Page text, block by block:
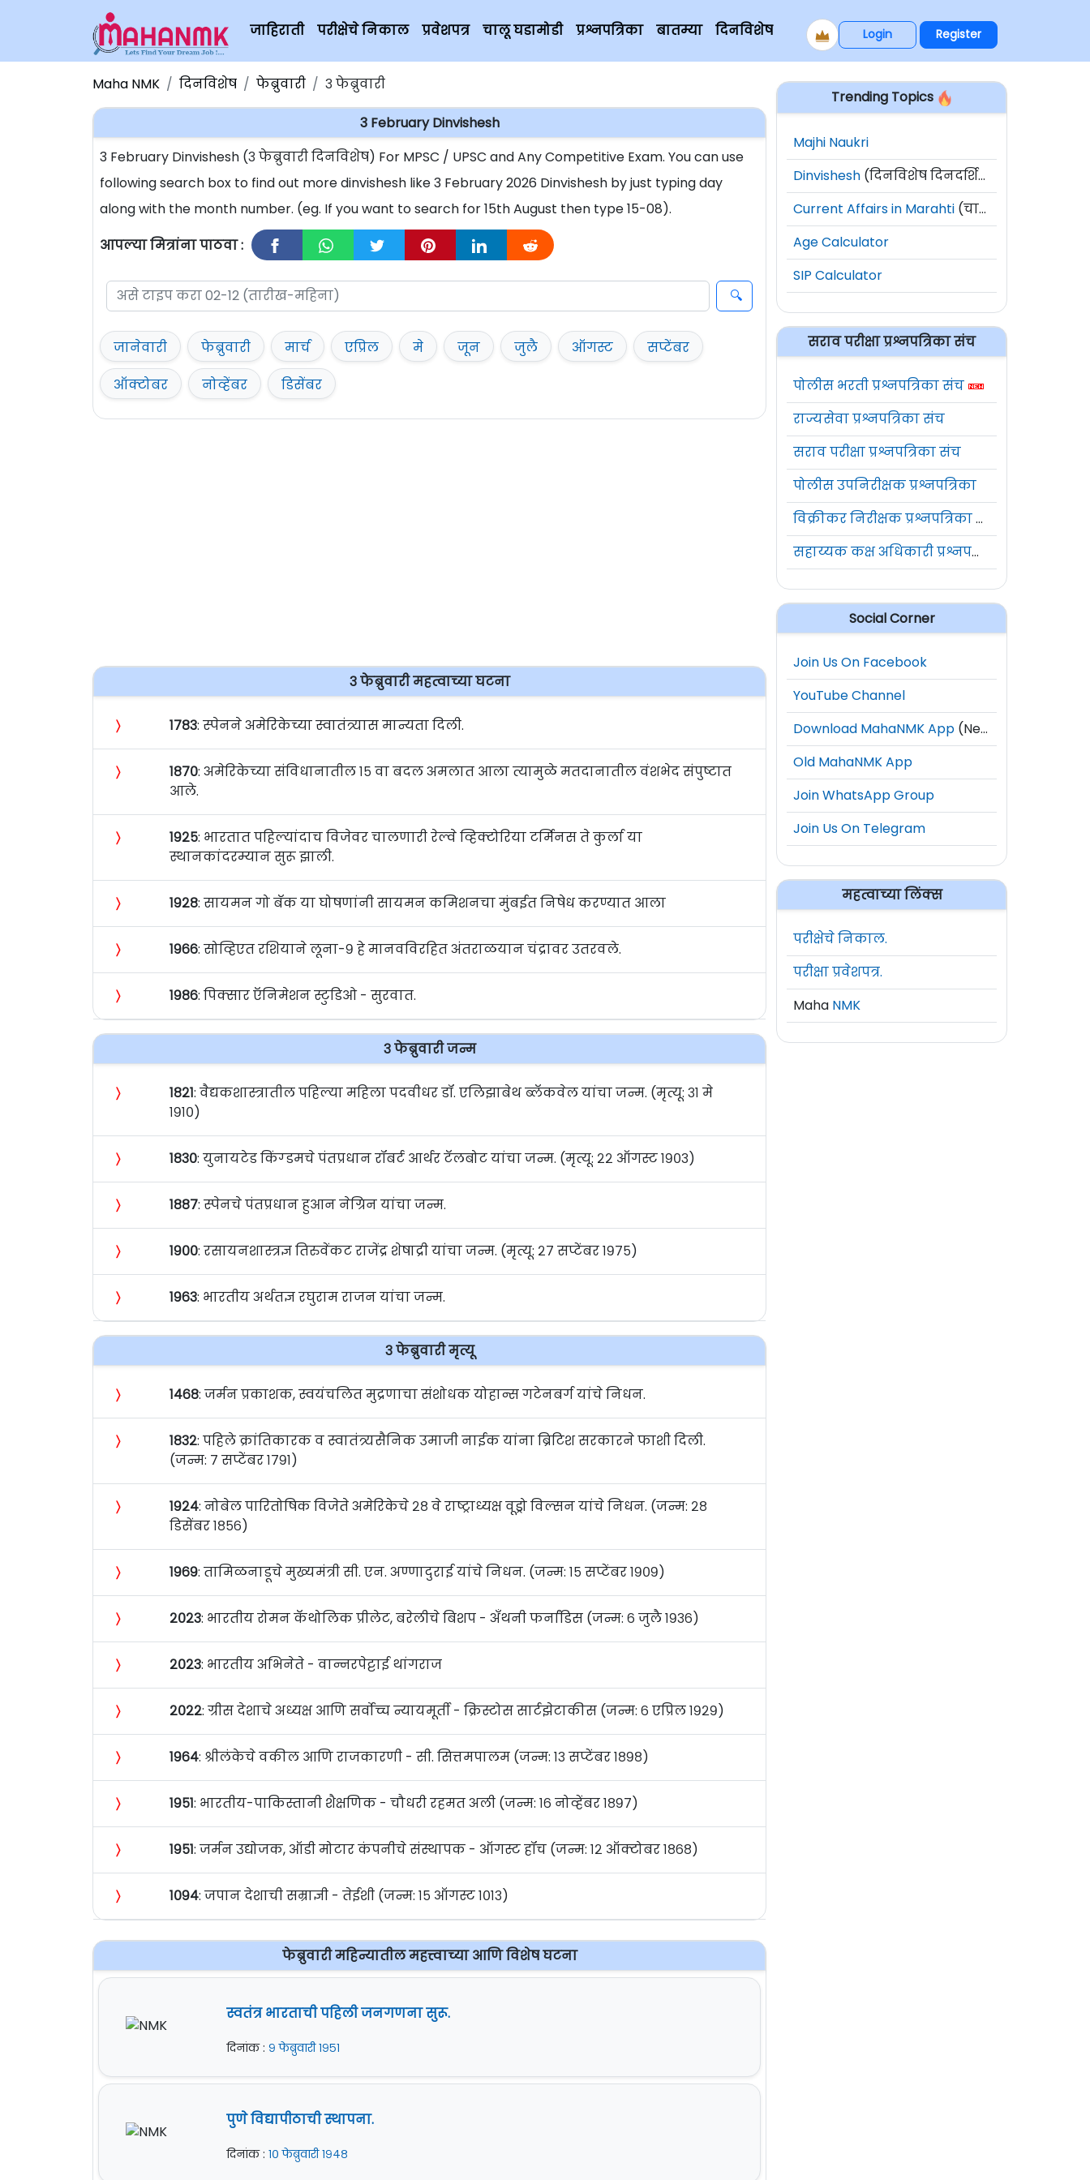
जाहिराती परीक्षेचे निकाल प्रवेशपत्र चालू घडामोडी प्रश्नपत्रिका बातम्या दिनविशेष Login Register
Maha NMK दिनविशेष फेब्रुवारी ३ फेब्रुवारी
3 February Dinvishesh
3 February Dinvishesh (३ फेब्रुवारी दिनविशेष) For MPSC / UPSC and Any Competitive Exam. You can use
following search box to find out more dinvishesh like 3 February 2026 Dinvishesh by just typing day
along with the month number. (eg. If you want to search for 15th August then type 15-08).
आपल्या मित्रांना पाठवा :
जानेवारी फेब्रुवारी मार्च एप्रिल मे जून जुलै ऑगस्ट
सप्टेंबर
ऑक्टोबर
नोव्हेंबर डिसेंबर
३ फेब्रुवारी महत्वाच्या घटना
〉 १७८३: स्पेनने अमेरिकेच्या स्वातंत्र्यास मान्यता दिली.
〉 १८७०: अमेरिकेच्या संविधानातील १५ वा बदल अमलात आला त्यामुळे मतदानातील वंशभेद संपुष्टात
आले.
〉 १९२५: भारतात पहिल्यांदाच विजेवर चालणारी रेल्वे व्हिक्टोरिया टर्मिनस ते कुर्ला या
स्थानकांदरम्यान सुरू झाली.
〉 १९२८: सायमन गो बॅक या घोषणांनी सायमन कमिशनचा मुंबईत निषेध करण्यात आला
〉 १९६६: सोव्हिएत रशियाने लूना-९ हे मानवविरहित अंतराळयान चंद्रावर उतरवले.
〉 १९८६: पिक्सार ऍनिमेशन स्टुडिओ - सुरवात.
३ फेब्रुवारी जन्म
〉 १८२१: वैद्यकशास्त्रातील पहिल्या महिला पदवीधर डॉ. एलिझाबेथ ब्लॅकवेल यांचा जन्म. (मृत्यू: ३१ मे
१९१०)
〉 १८३०: युनायटेड किंग्डमचे पंतप्रधान रॉबर्ट आर्थर टॅलबोट यांचा जन्म. (मृत्यू: २२ ऑगस्ट १९०३)
〉 १८८७: स्पेनचे पंतप्रधान हुआन नेग्रिन यांचा जन्म.
〉 १९००: रसायनशास्त्रज्ञ तिरुवेंकट राजेंद्र शेषाद्री यांचा जन्म. (मृत्यू: २७ सप्टेंबर १९७५)
〉 १९६३: भारतीय अर्थतज्ञ रघुराम राजन यांचा जन्म.
३ फेब्रुवारी मृत्यू
〉 १४६८: जर्मन प्रकाशक, स्वयंचलित मुद्रणाचा संशोधक योहान्स गटेनबर्ग यांचे निधन.
〉 १८३२: पहिले क्रांतिकारक व स्वातंत्र्यसैनिक उमाजी नाईक यांना ब्रिटिश सरकारने फाशी दिली.
(जन्म: ७ सप्टेंबर १७९१)
〉 १९२४: नोबेल पारितोषिक विजेते अमेरिकेचे २८ वे राष्ट्राध्यक्ष वूड्रो विल्सन यांचे निधन. (जन्म: २८
डिसेंबर १८५६)
〉 १९६९: तामिळनाडूचे मुख्यमंत्री सी. एन. अण्णादुराई यांचे निधन. (जन्म: १५ सप्टेंबर १९०९)
〉 २०२३: भारतीय रोमन कॅथोलिक प्रीलेट, बरेलीचे बिशप - अँथनी फर्नांडिस (जन्म: ६ जुलै १९३६)
〉 २०२३: भारतीय अभिनेते - वान्नरपेट्टाई थांगराज
〉 २०२२: ग्रीस देशाचे अध्यक्ष आणि सर्वोच्च न्यायमूर्ती - क्रिस्टोस सार्टझेटाकीस (जन्म: ६ एप्रिल १९२९)
〉 १९६४: श्रीलंकेचे वकील आणि राजकारणी - सी. सित्तमपालम (जन्म: १३ सप्टेंबर १८९८)
〉 १९५१: भारतीय-पाकिस्तानी शैक्षणिक - चौधरी रहमत अली (जन्म: १६ नोव्हेंबर १८९७)
〉 १९५१: जर्मन उद्योजक, ऑडी मोटार कंपनीचे संस्थापक - ऑगस्ट हॉच (जन्म: १२ ऑक्टोबर १८६८)
〉 १०९४: जपान देशाची सम्राज्ञी - तेईशी (जन्म: १५ ऑगस्ट १०१३)
फेब्रुवारी महिन्यातील महत्त्वाच्या आणि विशेष घटना
स्वतंत्र भारताची पहिली जनगणना सुरू.
दिनांक : ९ फेब्रुवारी १९५१
पुणे विद्यापीठाची स्थापना.
दिनांक :१० फेब्रुवारी १९४८
Trending Topics
Majhi Naukri
Dinvishesh (दिनविशेष दिनदर्शिका)
Current Affairs in Marahti (चालू घडामोडी)
Age Calculator
SIP Calculator
सराव परीक्षा प्रश्नपत्रिका संच
पोलीस भरती प्रश्नपत्रिका संच
राज्यसेवा प्रश्नपत्रिका संच
सराव परीक्षा प्रश्नपत्रिका संच
पोलीस उपनिरीक्षक प्रश्नपत्रिका
विक्रीकर निरीक्षक प्रश्नपत्रिका संच
सहाय्यक कक्ष अधिकारी प्रश्नपत्रिका संच
Social Corner
Join Us On Facebook
YouTube Channel
Download MahaNMK App (New)
Old MahaNMK App
Join WhatsApp Group
Join Us On Telegram
महत्वाच्या लिंक्स
परीक्षेचे निकाल.
परीक्षा प्रवेशपत्र.
Maha NMK